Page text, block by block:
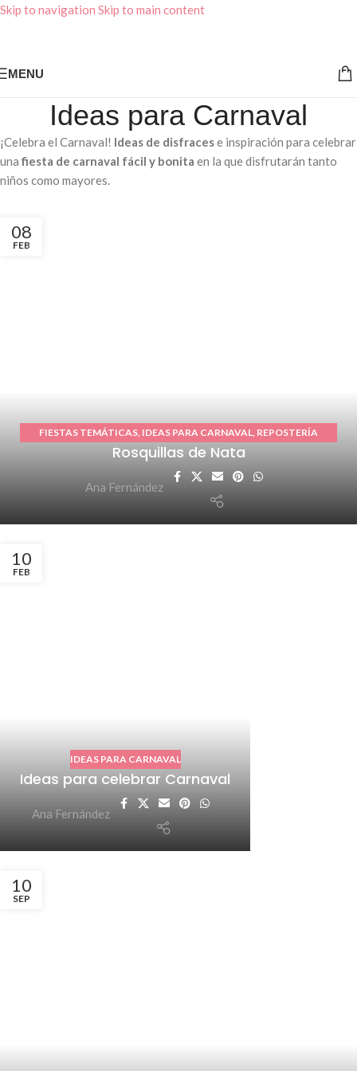
Skip to navigation Skip to main content
MENU
Ideas para Carnaval
¡Celebra el Carnaval! Ideas de disfracese inspiración para celebrar
una fiesta de carnaval fácil y bonita en la que disfrutarán tanto
niños como mayores.
08
FEB
FIESTAS TEMÁTICAS IDEAS PARA CARNAVAL REPOSTERÍA
CASERA
Rosquillas de Nata
Ana Fernández
10
FEB
IDEAS PARA CARNAVAL
Ideas para celebrar Carnaval
Ana Fernández
10
SEP